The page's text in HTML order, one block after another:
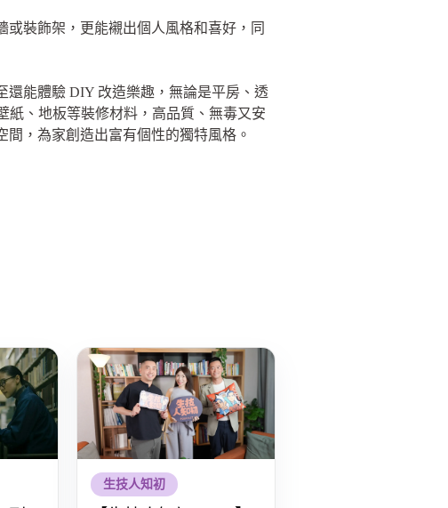
裝飾架，更能襯出個人風格和喜好，同
還能體驗 DIY 改造樂趣，無論是平房、透
紙、地板等裝修材料，高品質、無毒又安
，為家創造出富有個性的獨特風格。
生技人知初